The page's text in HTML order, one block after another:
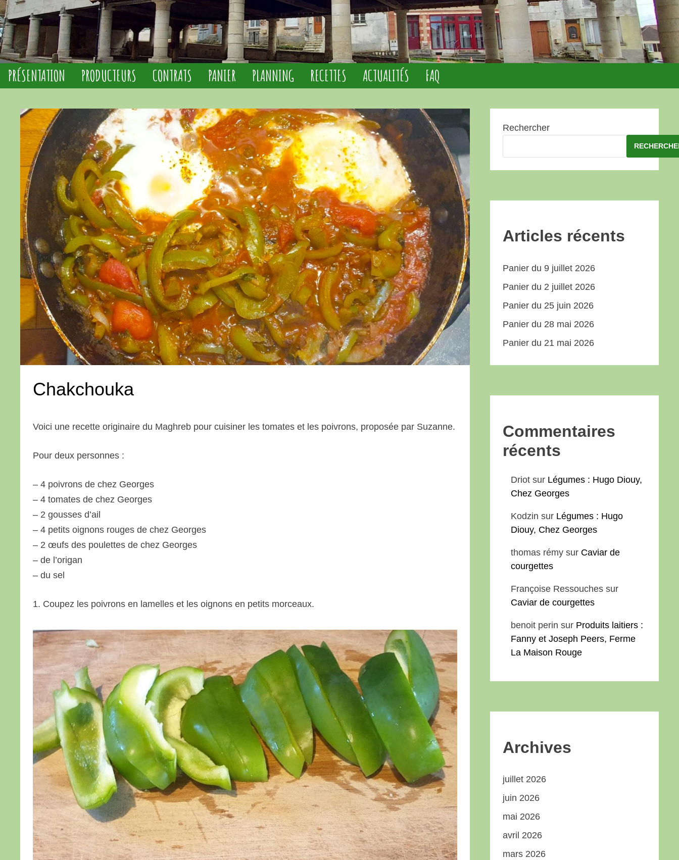
PRÉSENTATION PRODUCTEURS CONTRATS PANIER PLANNING RECETTES ACTUALITÉS FAQ
Chakchouka
Voici une recette originaire du Maghreb pour cuisiner les tomates et les poivrons, proposée par Suzanne.
Pour deux personnes :
– 4 poivrons de chez Georges
– 4 tomates de chez Georges
– 2 gousses d’ail
– 4 petits oignons rouges de chez Georges
– 2 œufs des poulettes de chez Georges
– de l’origan
– du sel
1. Coupez les poivrons en lamelles et les oignons en petits morceaux.
Rechercher
Articles récents
Panier du 9 juillet 2026
Panier du 2 juillet 2026
Panier du 25 juin 2026
Panier du 28 mai 2026
Panier du 21 mai 2026
Commentaires
récents
Driotsur Légumes : Hugo Diouy,
Chez Georges
Kodzin sur Légumes : Hugo
Diouy, Chez Georges
thomas rémysur Caviar de
courgettes
Françoise Ressouchessur
Caviar de courgettes
benoit perin sur Produits laitiers :
Fanny et Joseph Peers, Ferme
La Maison Rouge
Archives
juillet 2026
juin 2026
mai 2026
avril 2026
mars 2026